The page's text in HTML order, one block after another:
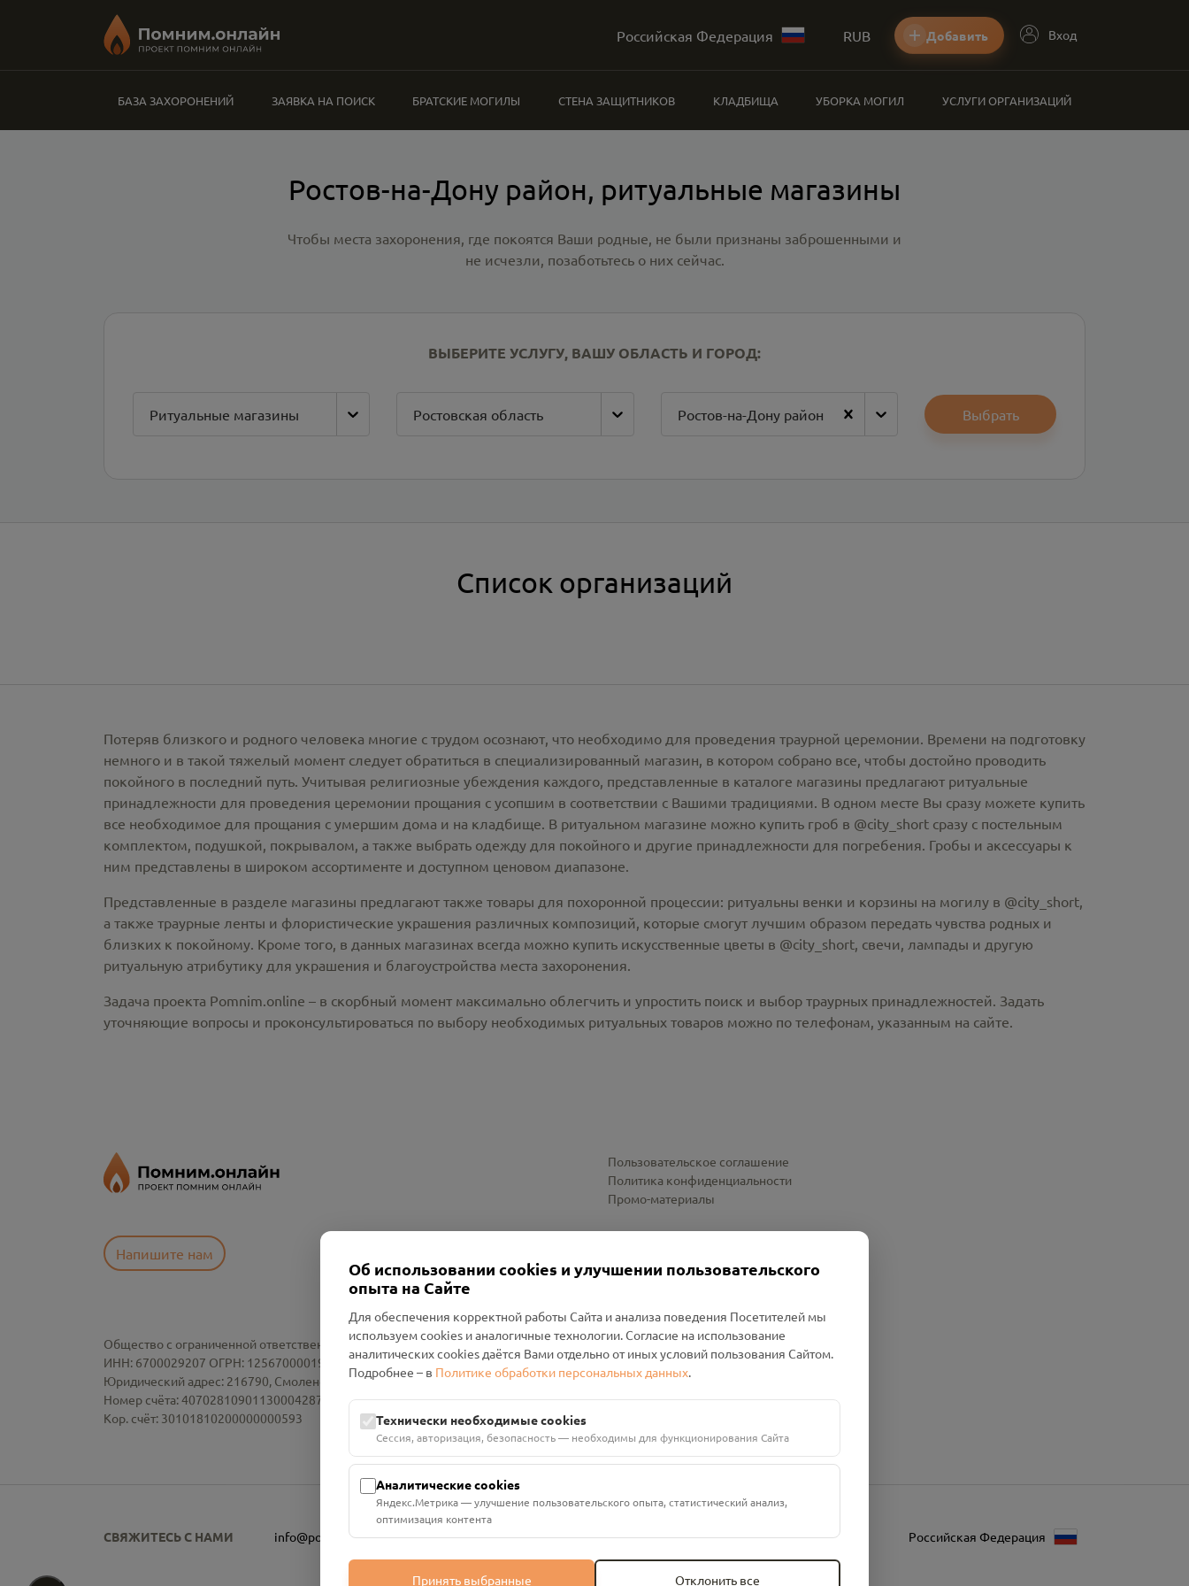
Российская Федерация RUB Добавить Вход
БАЗА ЗАХОРОНЕНИЙ ЗАЯВКА НА ПОИСК БРАТСКИЕ МОГИЛЫ СТЕНА ЗАЩИТНИКОВ КЛАДБИЩА УБОРКА МОГИЛ УСЛУГИ ОРГАНИЗАЦИЙ
Ростов-на-Дону район, ритуальные магазины
Чтобы места захоронения, где покоятся Ваши родные, не были признаны заброшенными и
не исчезли, позаботьтесь о них сейчас.
ВЫБЕРИТЕ УСЛУГУ, ВАШУ ОБЛАСТЬ И ГОРОД:
Ритуальные магазины Ростовская область Ростов-на-Дону район Выбрать
Список организаций
Потеряв близкого и родного человека многие с трудом осознают, что необходимо для проведения траурной церемонии. Времени на подготовку
немного и в такой тяжелый момент следует обратиться в специализированный магазин, в котором собрано все, чтобы достойно проводить
покойного в последний путь. Учитывая религиозные убеждения каждого, представленные в каталоге магазины предлагают ритуальные
принадлежности для проведения церемонии прощания с усопшим в соответствии с Вашими традициями. В одном месте Вы сразу можете купить
все необходимое для прощания с умершим дома и на кладбище. В ритуальном магазине можно купить гроб в @city_short сразу с постельным
комплектом, подушкой, покрывалом, а также выбрать одежду для покойного и другие принадлежности для погребения. Гробы и аксессуары к
ним представлены в широком ассортименте и доступном ценовом диапазоне.
Представленные в разделе магазины предлагают также товары для похоронной процессии: ритуальны венки и корзины на могилу в @city_short,
а также траурные ленты и флористические украшения различных композиций, которые смогут лучшим образом передать чувства родных и
близких к покойному. Кроме того, в данных магазинах всегда можно купить искусственные цветы в @city_short, свечи, лампады и другую
ритуальную атрибутику для украшения и благоустройства места захоронения.
Задача проекта Pomnim.online – в скорбный момент максимально облегчить и упростить поиск и выбор траурных принадлежностей. Задать
уточняющие вопросы и проконсультироваться по выбору необходимых ритуальных товаров можно по телефонам, указанным на сайте.
Напишите нам
Пользовательское соглашение
Политика конфиденциальности
Промо-материалы
Общество с ограниченной ответственностью «Смоленский Проект Помним»
ИНН: 6700029207 ОГРН: 1256700001986
Юридический адрес: 216790, Смоленская область, р-н Руднянский, г. Рудня, улица Западная, д. 26А, пом. 18
Номер счёта: 40702810901130004287 в АО "АЛЬФА-БАНК"
Кор. счёт: 30101810200000000593
СВЯЖИТЕСЬ С НАМИ info@pomnim.online Российская Федерация
Об использовании cookies и улучшении пользовательского
опыта на Сайте
Для обеспечения корректной работы Сайта и анализа поведения Посетителей мы
используем cookies и аналогичные технологии. Согласие на использование
аналитических cookies даётся Вами отдельно от иных условий пользования Сайтом.
Подробнее – в Политике обработки персональных данных.
Технически необходимые cookies
Сессия, авторизация, безопасность — необходимы для функционирования Сайта
Аналитические cookies
Яндекс.Метрика — улучшение пользовательского опыта, статистический анализ,
оптимизация контента
Принять выбранные Отклонить все